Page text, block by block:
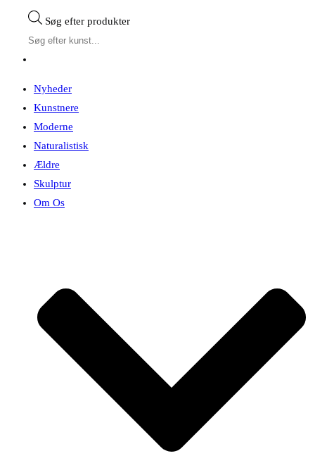
Søg efter produkter
Nyheder
Kunstnere
Moderne
Naturalistisk
Ældre
Skulptur
Om Os